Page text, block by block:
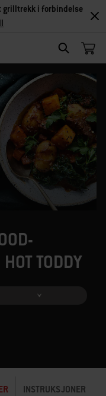
SEARCH
grilltrekk i forbindelse
TODDY
INSTRUKSJONER